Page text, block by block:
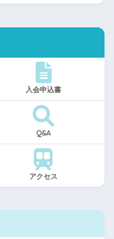
入会申込書
Q&A
アクセス